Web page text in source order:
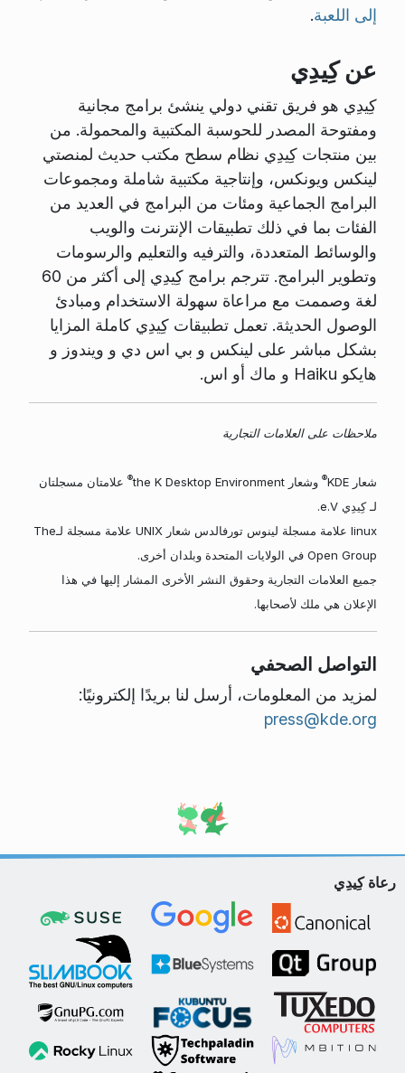
إلى اللعبة.
عن كِيدِي
كِيدِي هو فريق تقني دولي ينشئ برامج مجانية
ومفتوحة المصدر للحوسبة المكتبية والمحمولة. من
بين منتجات كِيدِي نظام سطح مكتب حديث لمنصتي
لينكس ويونكس، وإنتاجية مكتبية شاملة ومجموعات
البرامج الجماعية ومئات من البرامج في العديد من
الفئات بما في ذلك تطبيقات الإنترنت والويب
والوسائط المتعددة، والترفيه والتعليم والرسومات
وتطوير البرامج. تترجم برامج كِيدِي إلى أكثر من 60
لغة وصممت مع مراعاة سهولة الاستخدام ومبادئ
الوصول الحديثة. تعمل تطبيقات كِيدِي كاملة المزايا
بشكل مباشر على لينكس و بي اس دي و ويندوز و
هايكو Haiku و ماك أو اس.
ملاحظات على العلامات التجارية
شعار KDE ® وشعار the K Desktop Environment ® علامتان مسجلتان
لـ كِيدِي e.V.
linux علامة مسجلة لينوس تورفالدس شعار UNIX علامة مسجلة لـThe
Open Group في الولايات المتحدة وبلدان أخرى.
جميع العلامات التجارية وحقوق النشر الأخرى المشار إليها في هذا
الإعلان هي ملك لأصحابها.
التواصل الصحفي
لمزيد من المعلومات، أرسل لنا بريدًا إلكترونيًا:
press@kde.org
رعاة كِيدِي